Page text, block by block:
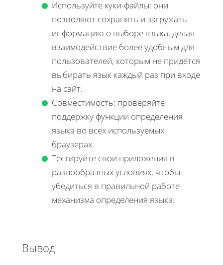
Используйте куки-файлы: они
позволяют сохранять и загружать
информацию о выборе языка, делая
взаимодействие более удобным для
пользователей, которым не придётся
выбирать язык каждый раз при входе
на сайт.
Совместимость: проверяйте
поддержку функции определения
языка во всех используемых
браузерах
Тестируйте свои приложения в
разнообразных условиях, чтобы
убедиться в правильной работе
механизма определения языка.
Вывод